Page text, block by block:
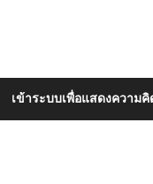
เข้าระบบเพื่อแสดงความคิ